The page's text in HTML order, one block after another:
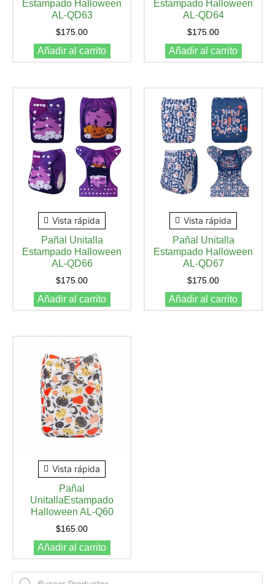
Estampado Halloween
AL-QD63
$175.00
Añadir al carrito
Estampado Halloween
AL-QD64
$175.00
Añadir al carrito
Vista rápida
Pañal Unitalla
Estampado Halloween
AL-QD66
$175.00
Añadir al carrito
Vista rápida
Pañal Unitalla
Estampado Halloween
AL-QD67
$175.00
Añadir al carrito
Vista rápida
Pañal
UnitallaEstampado
Halloween AL-Q60
$165.00
Añadir al carrito